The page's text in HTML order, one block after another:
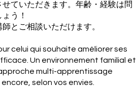
ていただきます。年齢・経験は問
う！
とご相談いただけます。
celui qui souhaite améliorer ses
Un environnement familial et
multi-apprentissage
selon vos envies.